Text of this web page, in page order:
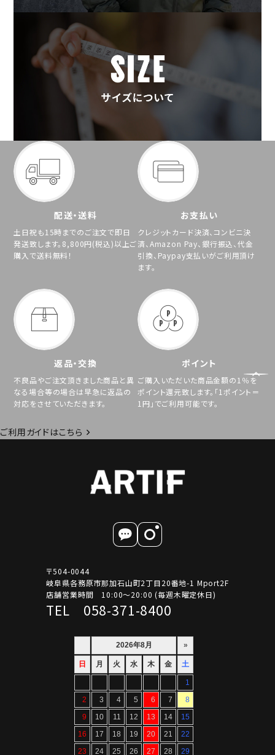
配送・送料
土日祝も15時までのご注文で即日
発送致します。8,800円(税込)以上ご
購入で送料無料！
お支払い
クレジットカード決済、コンビニ決
済、Amazon Pay、銀行振込、代金
引換、Paypay支払いがご利用頂け
ます。
返品・交換
不良品やご注文頂きました商品と異
なる場合等の場合は早急に返品の
対応をさせていただきます。
ポイント
ご購入いただいた商品金額の1％を
ポイント還元致します。「1ポイント＝
1円」でご利用可能です。
ご利用ガイドはこちら
〒504-0044
岐阜県各務原市那加石山町2丁目20番地-1 Mport2F
店舗営業時間 10:00～20:00 (毎週木曜定休日)
TEL 058-371-8400